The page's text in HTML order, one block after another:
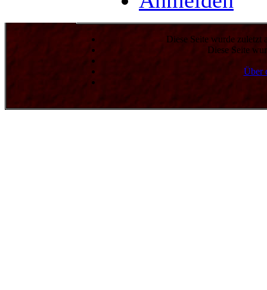
Diese Seite wurde zuletzt
Diese Seite
Über